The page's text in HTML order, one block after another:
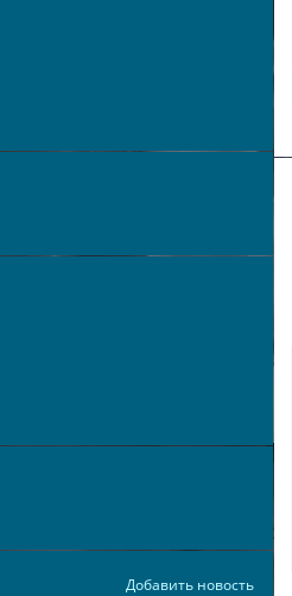
Добавить новость